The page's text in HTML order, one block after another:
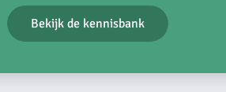
Bekijk de kennisbank